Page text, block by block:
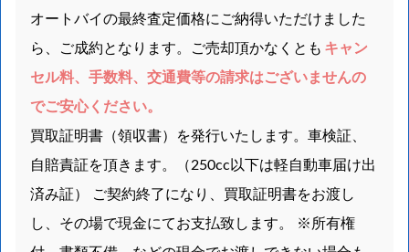
オートバイの最終査定価格にご納得いただけました
ら、ご成約となります。ご売却頂かなくとも キャン
セル料、手数料、交通費等の請求はございませんの
でご安心ください。
買取証明書（領収書）を発行いたします。車検証、
自賠責証を頂きます。（250cc以下は軽自動車届け出
済み証） ご契約終了になり、買取証明書をお渡し
し、その場で現金にてお支払致します。 ※所有権